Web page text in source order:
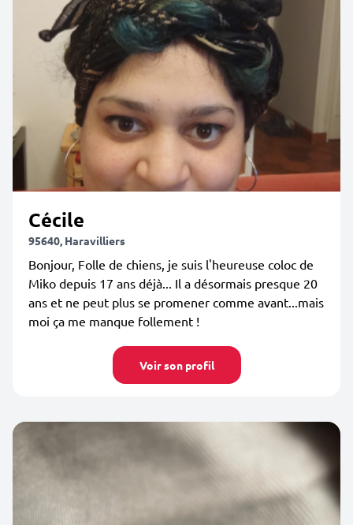
Cécile
95640, Haravilliers
Bonjour, Folle de chiens, je suis l'heureuse coloc de
Miko depuis 17 ans déjà... Il a désormais presque 20
ans et ne peut plus se promener comme avant...mais
moi ça me manque follement !
Voir son profil